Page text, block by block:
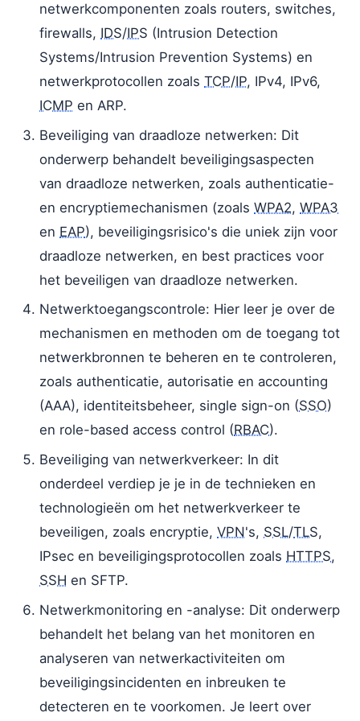
netwerkcomponenten zoals routers, switches,
firewalls, IDS/IPS (Intrusion Detection
Systems/Intrusion Prevention Systems) en
netwerkprotocollen zoalsTCP/IP, IPv4, IPv6,
ICMP en ARP.
Beveiliging van draadloze netwerken: Dit
onderwerp behandelt beveiligingsaspecten
van draadloze netwerken, zoals authenticatie-
en encryptiemechanismen (zoalsWPA2,WPA3
en EAP), beveiligingsrisico's die uniek zijn voor
draadloze netwerken, en best practices voor
het beveiligen van draadloze netwerken.
Netwerktoegangscontrole: Hier leer je over de
mechanismen en methoden om de toegang tot
netwerkbronnen te beheren en te controleren,
zoals authenticatie, autorisatie en accounting
(AAA), identiteitsbeheer, single sign-on (SSO)
en role-based access control (RBAC).
Beveiliging van netwerkverkeer: In dit
onderdeel verdiep je je in de technieken en
technologieën om het netwerkverkeer te
beveiligen, zoals encryptie,VPN's, SSL/TLS,
IPsec en beveiligingsprotocollen zoals HTTPS,
SSH en SFTP.
Netwerkmonitoring en -analyse: Dit onderwerp
behandelt het belang van het monitoren en
analyseren van netwerkactiviteiten om
beveiligingsincidenten en inbreuken te
detecteren en te voorkomen. Je leert over